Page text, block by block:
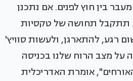
בין חוץ לפנים. אם נתכנן
אותה כ-landing area. תתקבל תחושה של טקסיות
רגע, להתארגן, ולעשות סוויץ'
מצב הרוח שלנו בכניסה
אומרת האדריכלית